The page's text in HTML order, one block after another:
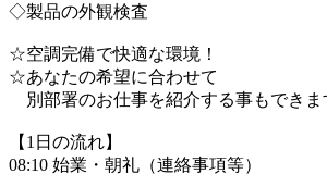
◇製品の外観検査
☆空調完備で快適な環境！
☆あなたの希望に合わせて
別部署のお仕事を紹介する事もできま
【1日の流れ】
08:10 始業・朝礼（連絡事項等）